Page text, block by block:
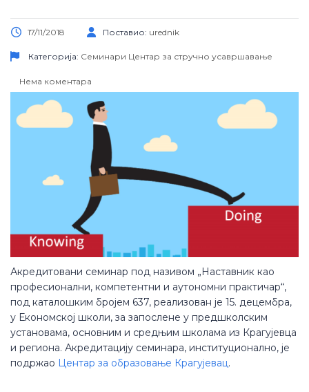
17/11/2018 Поставио: urednik
Категорија: Семинари Центар за стручно усавршавање
Нема коментара
Акредитовани семинар под називом „Наставник као
професионални, компетентни и аутономни практичар“,
под каталошким бројем 637, реализован је 15. децембра,
у Економској школи, за запослене у предшколским
установама, основним и средњим школама из Крагујевца
и региона. Акредитацију семинара, институционално, је
подржао Центар за образовање Крагујевац.